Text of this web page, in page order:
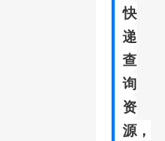
快
递
查
询
资
源，